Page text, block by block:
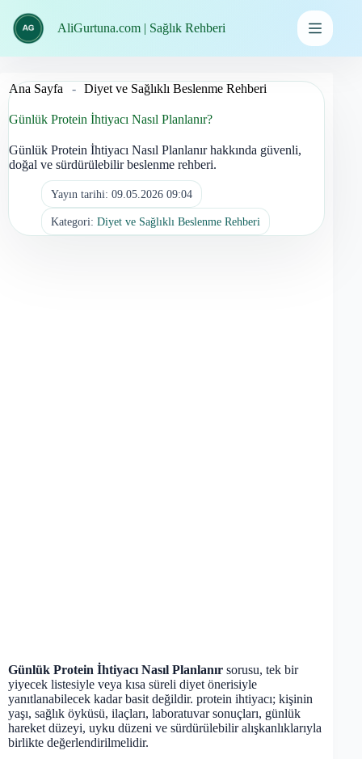
geç
AliGurtuna.com | Sağlık Rehberi
Ana Sayfa - Diyet ve Sağlıklı Beslenme Rehberi
Günlük Protein İhtiyacı Nasıl Planlanır?
Günlük Protein İhtiyacı Nasıl Planlanır hakkında güvenli,
doğal ve sürdürülebilir beslenme rehberi.
Yayın tarihi: 09.05.2026 09:04
Kategori: Diyet ve Sağlıklı Beslenme Rehberi
Günlük Protein İhtiyacı Nasıl Planlanır sorusu, tek bir
yiyecek listesiyle veya kısa süreli diyet önerisiyle
yanıtlanabilecek kadar basit değildir. protein ihtiyacı; kişinin
yaşı, sağlık öyküsü, ilaçları, laboratuvar sonuçları, günlük
hareket düzeyi, uyku düzeni ve sürdürülebilir alışkanlıklarıyla
birlikte değerlendirilmelidir.